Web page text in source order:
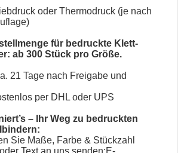
oder Thermodruck (je nach
für bedruckte Klett-
ab 300 Stück pro Größe.
21 Tage nach Freigabe und
per DHL oder UPS
– Ihr Weg zu bedruckten
Sie Maße, Farbe & Stückzahl
Text an uns senden:E-